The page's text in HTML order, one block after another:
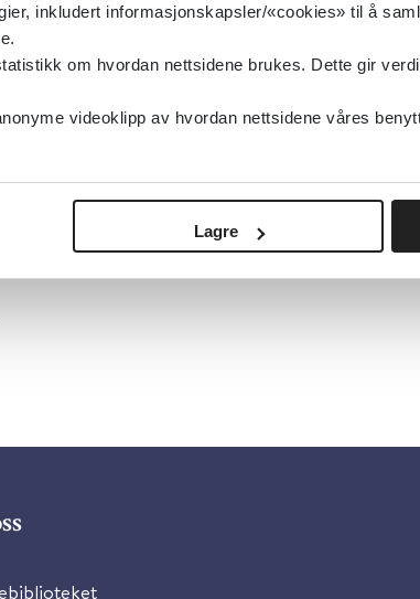
inkludert informasjonskapsler/«cookies» til å
om hvordan nettsidene brukes. Dette gir
videoklipp av hvordan nettsidene våres
Lagre
2022